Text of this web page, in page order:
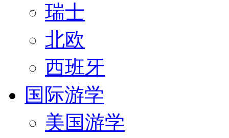
瑞士
北欧
西班牙
国际游学
美国游学